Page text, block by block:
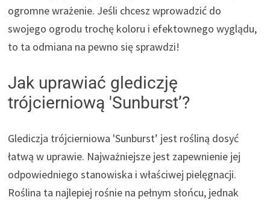
ogromne wrażenie. Jeśli chcesz wprowadzić do
swojego ogrodu trochę koloru i efektownego wyglądu,
to ta odmiana na pewno się sprawdzi!
Jak uprawiać glediczję
trójcierniową 'Sunburst’?
Glediczja trójcierniowa 'Sunburst’ jest rośliną dosyć
łatwą w uprawie. Najważniejsze jest zapewnienie jej
odpowiedniego stanowiska i właściwej pielęgnacji.
Roślina ta najlepiej rośnie na pełnym słońcu, jednak